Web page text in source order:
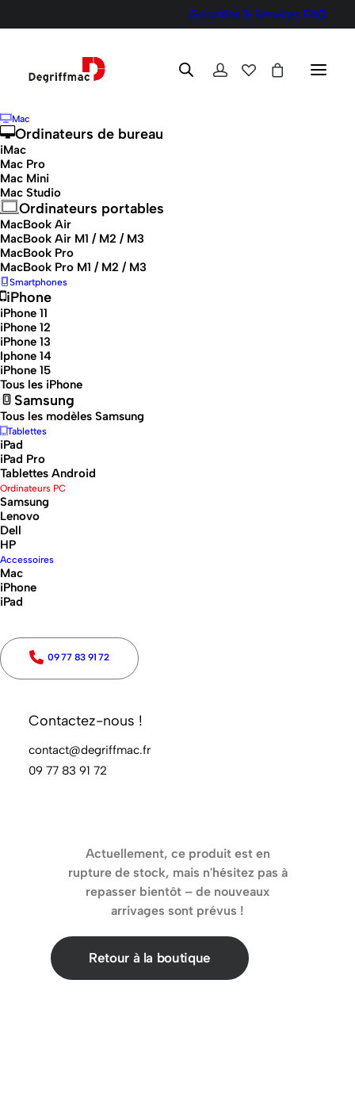
Garanties & Services FAQ
Mac
Ordinateurs de bureau
iMac
Mac Pro
Mac Mini
Mac Studio
Ordinateurs portables
MacBook Air
MacBook Air M1 / M2 / M3
MacBook Pro
MacBook Pro M1 / M2 / M3
Smartphones
iPhone
iPhone 11
iPhone 12
iPhone 13
Iphone 14
iPhone 15
Tous les iPhone
Samsung
Tous les modèles Samsung
Tablettes
iPad
iPad Pro
Tablettes Android
Ordinateurs PC
Samsung
Lenovo
Dell
HP
Accessoires
Mac
iPhone
iPad
09 77 83 91 72
Contactez-nous !
contact@degriffmac.fr
09 77 83 91 72
Ordinateurs PC
Offrez-vous un PC reconditionné,
testé, vérifié et garanti pour des
performances optimales.
Génération (Année)
Génération (Année)
Prix
0€
Effacer les filtres
Actuellement, ce produit est en
rupture de stock, mais n'hésitez pas à
repasser bientôt – de nouveaux
arrivages sont prévus !
Retour à la boutique